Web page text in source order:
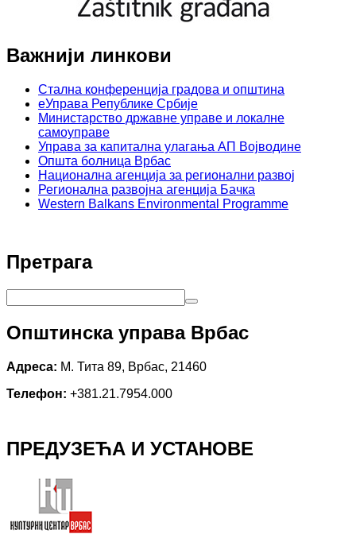
Важнији линкови
Стална конференција градова и општина
еУправа Републике Србије
Министарство државне управе и локалне
самоуправе
Управа за капитална улагања АП Војводине
Општа болница Врбас
Национална агенција за регионални развој
Регионална развојна агенција Бачка
Western Balkans Environmental Programme
Претрага
Општинска управа Врбас
Адреса: М. Тита 89, Врбас, 21460
Телефон: +381.21.7954.000
ПРЕДУЗЕЋА И УСТАНОВЕ